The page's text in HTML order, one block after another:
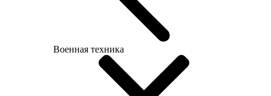
Военная техника